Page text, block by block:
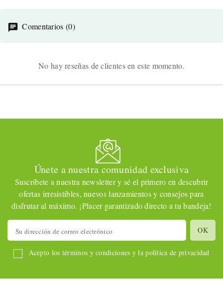
Comentarios (0)
No hay reseñas de clientes en este momento.
Únete a nuestra comunidad exclusiva
Suscríbete a nuestra newsletter y sé el primero en descubrir
ofertas irresistibles, nuevos lanzamientos y consejos para
disfrutar al máximo. ¡Placer garantizado directo a tu bandeja!
Acepto los términos y condiciones y la política de privacidad